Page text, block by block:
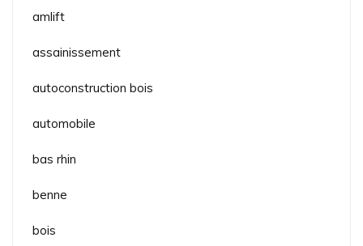
amlift
assainissement
autoconstruction bois
automobile
bas rhin
benne
bois